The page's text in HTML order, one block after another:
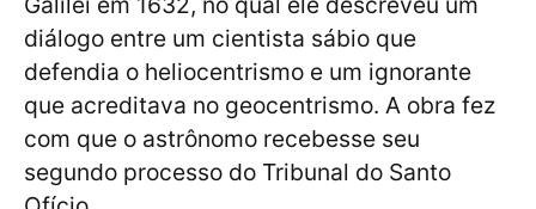
diálogo entre um cientista sábio que
defendia o heliocentrismo e um ignorante
que acreditava no geocentrismo. A obra fez
com que o astrônomo recebesse seu
segundo processo do Tribunal do Santo